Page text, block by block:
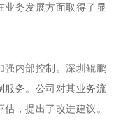
业务发展方面取得了显
强内部控制。深圳鲲鹏
服务。公司对其业务流
，提出了改进建议。